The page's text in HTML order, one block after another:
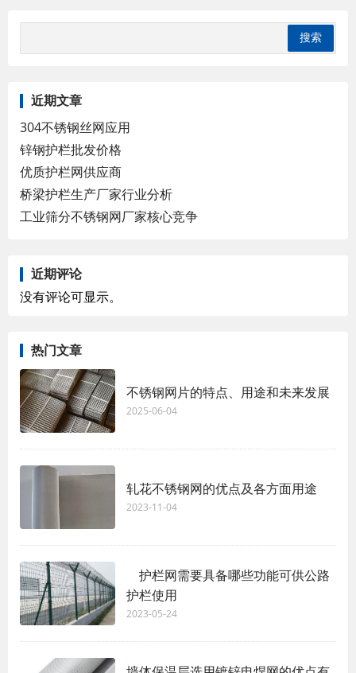
近期文章
304不锈钢丝网应用
锌钢护栏批发价格
优质护栏网供应商
桥梁护栏生产厂家行业分析
工业筛分不锈钢网厂家核心竞争
近期评论
没有评论可显示。
热门文章
不锈钢网片的特点、用途和未来发展
2025-06-04
轧花不锈钢网的优点及各方面用途
2023-11-04
护栏网需要具备哪些功能可供公路
护栏使用
2023-05-24